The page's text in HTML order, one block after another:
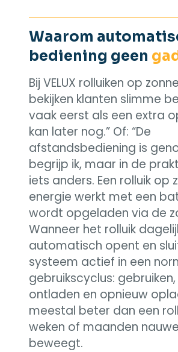
Waarom
bediening geen
Bij VELUX rolluiken op
bekijken klanten slimme
vaak eerst als een extra
kan later nog.” Of: “De
afstandsbediening is
begrijp ik, maar in de
iets anders. Een rolluik op
energie werkt met een
wordt opgeladen via de
Wanneer het rolluik
automatisch opent en
systeem actief in een
gebruikscyclus:
ontladen en opnieuw
meestal beter dan een
weken of maanden
beweegt.